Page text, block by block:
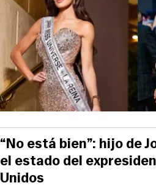
“No está bien”: hijo de
el estado del
Unidos